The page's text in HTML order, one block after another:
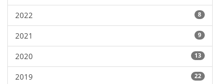
2022 8
2021 9
2020 13
2019 22